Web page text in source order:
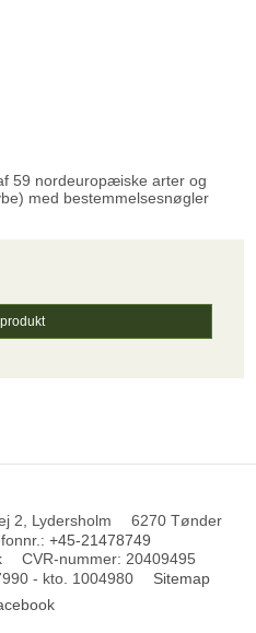
59 nordeuropæiske arter og
med bestemmelsesnøgler
2, Lydersholm
6270 Tønder
: +45-21478749
CVR-nummer: 20409495
- kto. 1004980
Sitemap